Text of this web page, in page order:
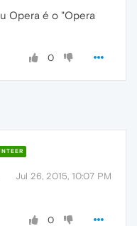
Opera é o "Opera
0
Jul 26, 2015, 10:07 PM
0